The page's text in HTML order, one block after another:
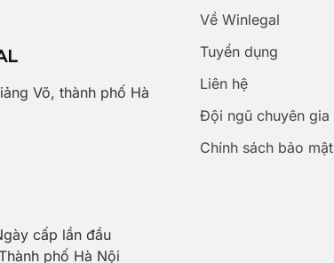
Võ, thành phố Hà
cấp lần đầu
phố Hà Nội
Về Winlegal
Tuyển dụng
Liên hệ
Đội ngũ chuyên gia
Chính sách bảo mật